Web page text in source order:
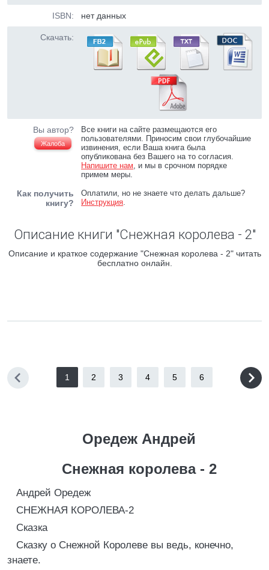
ISBN: нет данных
Скачать:
Вы автор?
Жалоба
Все книги на сайте размещаются его
пользователями. Приносим свои глубочайшие
извинения, если Ваша книга была
опубликована без Вашего на то согласия.
Напишите нам, и мы в срочном порядке
примем меры.
Как получить
книгу?
Оплатили, но не знаете что делать дальше?
Инструкция.
Описание книги "Снежная королева - 2"
Описание и краткое содержание "Снежная королева - 2" читать
бесплатно онлайн.
1 2 3 4 5 6
Оредеж Андрей
Снежная королева - 2
Андрей Оредеж
СНЕЖНАЯ КОРОЛЕВА-2
Cказка
Сказку о Снежной Королеве вы ведь, конечно,
знаете.